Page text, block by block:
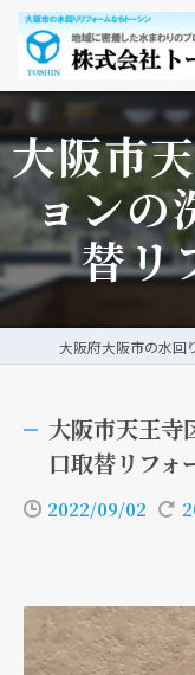
大阪市
ョンの
替リ
大阪市天王
口取替リフォ
2022/09/02